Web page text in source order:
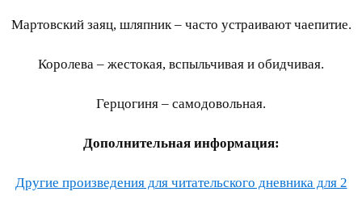
Мартовский заяц, шляпник – часто устраивают чаепитие.
Королева – жестокая, вспыльчивая и обидчивая.
Герцогиня – самодовольная.
Дополнительная информация:
Другие произведения для читательского дневника для 2